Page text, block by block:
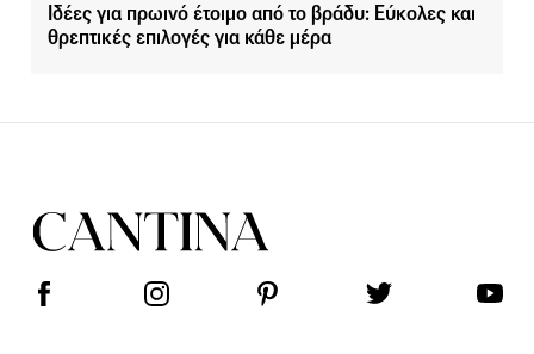
Ιδέες για πρωινό έτοιμο από το βράδυ: Εύκολες και
θρεπτικές επιλογές για κάθε μέρα